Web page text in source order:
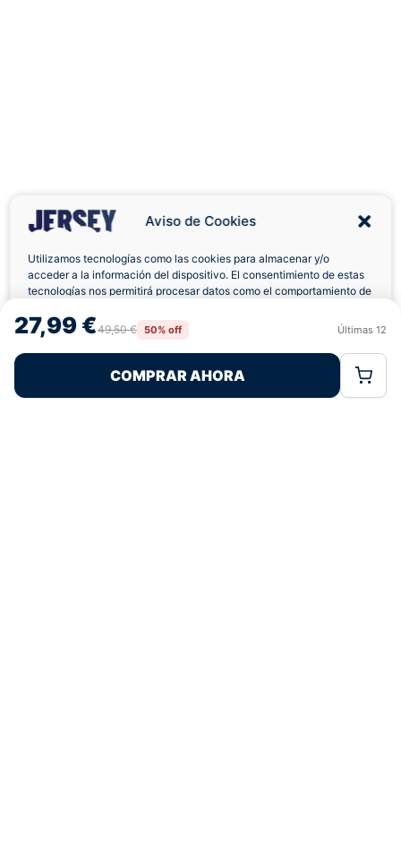
Aviso de Cookies
Utilizamos tecnologías como las cookies para almacenar y/o
acceder a la información del dispositivo. El consentimiento de estas
tecnologías nos permitirá procesar datos como el comportamiento de
retirar el consentimiento, puede afectar negativamente a ciertas
características y funciones.
Rechazar
Política de CookiesPolítica de Privacidad
27,99 €49,50 € 50% off Últimas 12
COMPRAR AHORA